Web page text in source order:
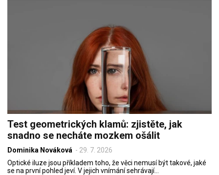
Test geometrických klamů: zjistěte, jak
snadno se necháte mozkem ošálit
Dominika Nováková - 29. 7. 2026
Optické iluze jsou příkladem toho, že věci nemusí být takové, jaké
se na první pohled jeví. V jejich vnímání sehrávají…